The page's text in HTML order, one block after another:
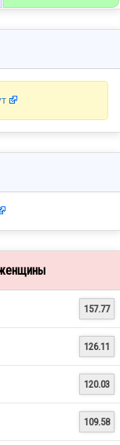
157.77
126.11
120.03
109.58